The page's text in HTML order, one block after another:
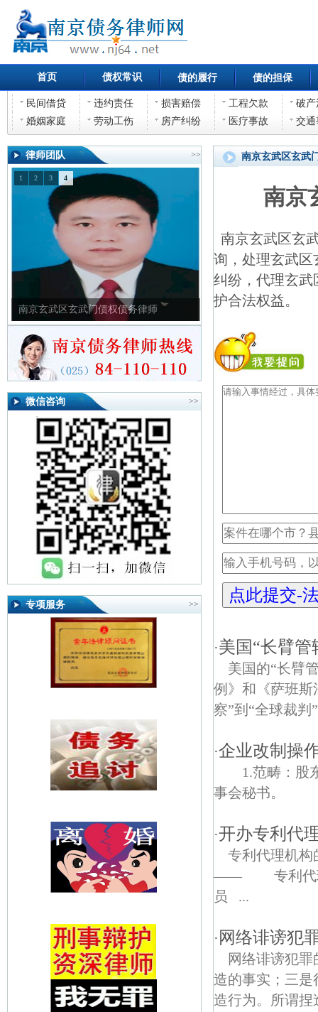
首页 债权常识 债的履行 债的担保
民间借贷 违约责任 损害赔偿 工程欠款
破产
婚姻家庭
劳动工伤 房产纠纷 医疗事故 交通
律师团队 >>
南京玄武区玄武门债权债务律师
1 2 3 4
微信咨询 >>
专项服务 >>
南京玄武区玄武
南京
南京玄武区玄
询，处理玄武区
纠纷，代理玄武
护合法权益。
·美国“长臂管
美国的“长臂
例》和《萨班
察”到“全球裁判
·企业改制操
1.范畴：股
事会秘书。
·开办专利代
专利代理机构
—— 专利代理机
员 ...
· 网络诽谤犯
网络诽谤犯
造的事实；三
造行为。所谓捏